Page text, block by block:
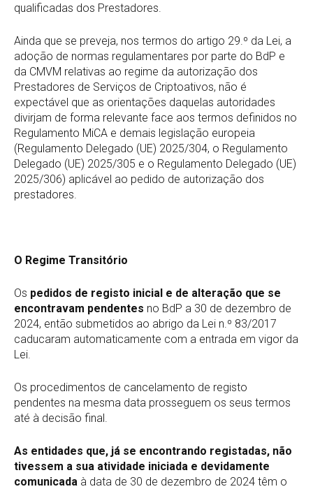
qualificadas dos Prestadores.
Ainda que se preveja, nos termos do artigo 29.º da Lei, a
adoção de normas regulamentares por parte do BdP e
da CMVM relativas ao regime da autorização dos
Prestadores de Serviços de Criptoativos, não é
expectável que as orientações daquelas autoridades
divirjam de forma relevante face aos termos definidos no
Regulamento MiCA e demais legislação europeia
(Regulamento Delegado (UE) 2025/304, o Regulamento
Delegado (UE) 2025/305 e o Regulamento Delegado (UE)
2025/306) aplicável ao pedido de autorização dos
prestadores.
O Regime Transitório
Os pedidos de registo inicial e de alteração que se
encontravam pendentes no BdP a 30 de dezembro de
2024, então submetidos ao abrigo da Lei n.º 83/2017
caducaram automaticamente com a entrada em vigor da
Lei.
Os procedimentos de cancelamento de registo
pendentes na mesma data prosseguem os seus termos
até à decisão final.
As entidades que, já se encontrando registadas, não
tivessem a sua atividade iniciada e devidamente
comunicada à data de 30 de dezembro de 2024 têm o